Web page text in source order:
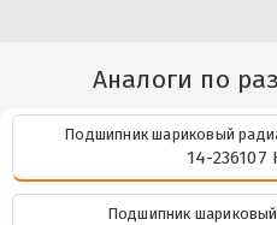
Аналоги по
Подшипник шариковый
14-
Подшипник